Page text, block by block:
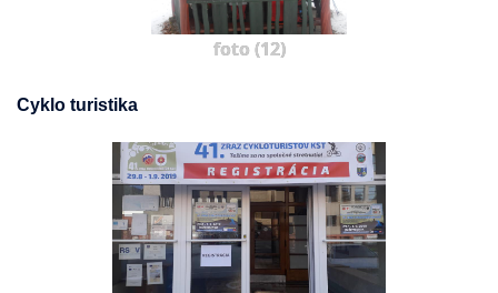
foto (12)
Cyklo turistika